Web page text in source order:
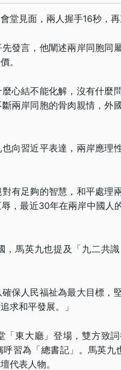
堂見面，兩人握手16秒，再
發言，他闡述兩岸同胞同
。
心結不能化解，沒有什麼
兩岸同胞的骨肉親情，外
向習近平表達，兩岸應理
有足夠的智慧，和平處理
，最近30年在兩岸中國人
，馬英九也提及「九二共
保人民福祉為最大目標，
求和平發展。」
「東大廳」登場，雙方致
習為「總書記」。馬英
代表人物。